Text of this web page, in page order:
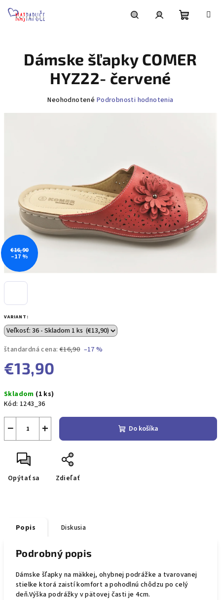
košík
VARIANT:
štandardná cena: €16,90 –17 %
€13,90
cena:
Skladom (1 ks)
Kód: 1243_36
+
− Do košíka
Opýtať sa Zdieľať
Dámske šľapky COMER
HYZ22- červené
Priemerné
Neohodnotené Podrobnosti hodnotenia
€16,90
–17 %
Popis Diskusia
Podrobný popis
Dámske šľapky na mäkkej, ohybnej podrážke a tvarovanej
stielke ktorá zaistí komfort a pohodlnú chôdzu po celý
deň.Výška podrážky v pätovej časti je 4cm.